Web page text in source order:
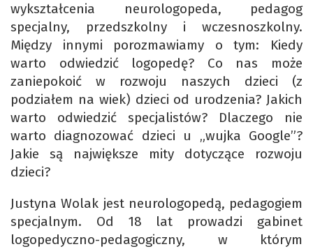
wykształcenia neurologopeda, pedagog
specjalny, przedszkolny i wczesnoszkolny.
Między innymi porozmawiamy o tym: Kiedy
warto odwiedzić logopedę? Co nas może
zaniepokoić w rozwoju naszych dzieci (z
podziałem na wiek) dzieci od urodzenia? Jakich
warto odwiedzić specjalistów? Dlaczego nie
warto diagnozować dzieci u „wujka Google”?
Jakie są największe mity dotyczące rozwoju
dzieci?
Justyna Wolak jest neurologopedą, pedagogiem
specjalnym. Od 18 lat prowadzi gabinet
logopedyczno-pedagogiczny, w którym